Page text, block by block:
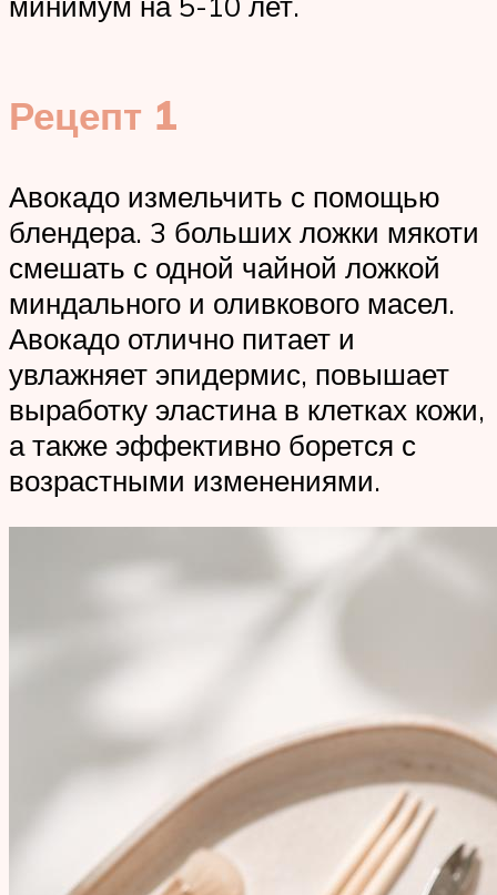
Рецепт 1
Авокадо измельчить с помощью
блендера. 3 больших ложки мякоти
смешать с одной чайной ложкой
миндального и оливкового масел.
Авокадо отлично питает и
увлажняет эпидермис, повышает
выработку эластина в клетках кожи,
а также эффективно борется с
возрастными изменениями.